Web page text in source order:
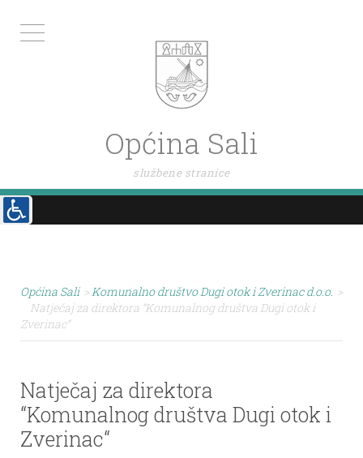
Općina Sali
službene stranice
Općina Sali > Komunalno društvo Dugi otok i Zverinac d.o.o. >
Natječaj za direktora “Komunalnog društva Dugi otok i
Zverinac“
Natječaj za direktora
“Komunalnog društva Dugi otok i
Zverinac“